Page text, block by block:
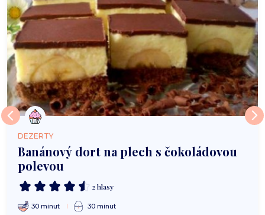
DEZERTY
Banánový dort na plech s čokoládovou
polevou
2 hlasy
30 minut 30 minut